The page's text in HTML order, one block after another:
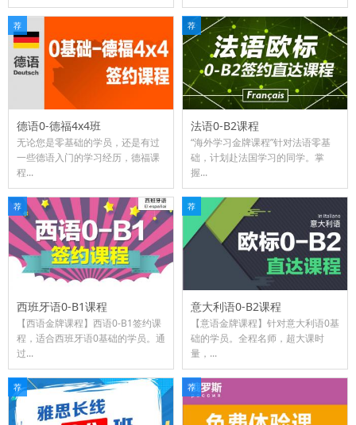
德语0-德福4x4班
无论您是零基础的学员，还是有过
一些德语入门的学习经历，德福课
程...
荐
法语0-B2课程
“海外学习金牌课程”针对法语零基
础，计划赴法国学习的同学。掌
握...
荐
西班牙语0-B1课程
【西语金牌课程】西语0-B1签约课
程，适合西班牙语0基础的学员。通
过...
荐
意大利语0-B2课程
【意语金牌课程】针对意大利语0基
础的学员。全程名师，超大课时
量，...
荐
荐 荐